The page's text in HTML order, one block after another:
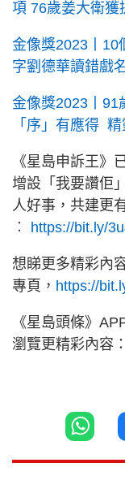
項 76歲姜大衛獲
金像獎2023丨10
字劉德華讀錯戲
金像獎2023丨91
「序」有應得
《星島申訴王》
增設「我要讚佢
人好事，共建更
︰ https://bit.ly/
想睇更多精彩內
專頁， https://
《星島頭條》
瀏覽更精彩內容：